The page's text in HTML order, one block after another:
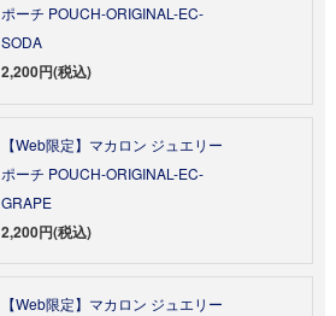
ポーチ POUCH-ORIGINAL-EC-
SODA
2,200円(税込)
【Web限定】マカロン ジュエリー
ポーチ POUCH-ORIGINAL-EC-
GRAPE
2,200円(税込)
【Web限定】マカロン ジュエリー